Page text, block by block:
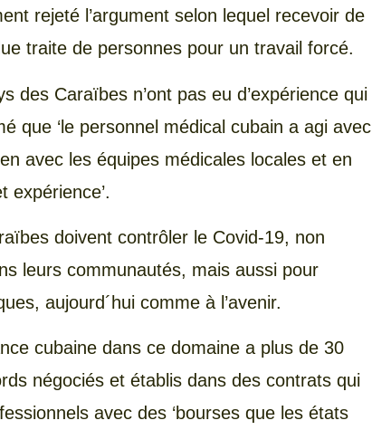
rejeté l’argument selon lequel recevoir de
traite de personnes pour un travail forcé.
des Caraïbes n’ont pas eu d’expérience qui
que ‘le personnel médical cubain a agi avec
avec les équipes médicales locales et en
expérience’.
doivent contrôler le Covid-19, non
leurs communautés, mais aussi pour
aujourd´hui comme à l’avenir.
cubaine dans ce domaine a plus de 30
négociés et établis dans des contrats qui
avec des ‘bourses que les états